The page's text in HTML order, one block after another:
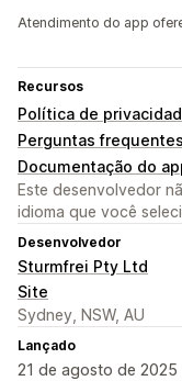
Atendimento do app
Recursos
Política de
Perguntas frequentes
Documentação do
Este desenvolvedor
idioma que você
Desenvolvedor
Sturmfrei Pty Ltd
Site
Sydney, NSW, AU
Lançado
21 de agosto de 2025